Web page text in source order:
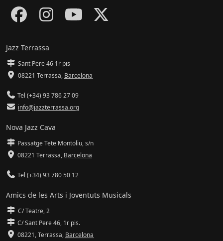
Jazz Terrassa
Sant Pere 46 1r pis
08221 Terrassa, Barcelona
Tel (+34) 93 786 27 09
info@jazzterrassa.org
Nova Jazz Cava
Passatge Tete Montoliu, s/n
08221 Terrassa, Barcelona
Tel (+34) 93 780 50 12
Amics de les Arts i Joventuts Musicals
C/ Teatre, 2
C/ Sant Pere 46, 1r pis.
08221,Terrassa, Barcelona